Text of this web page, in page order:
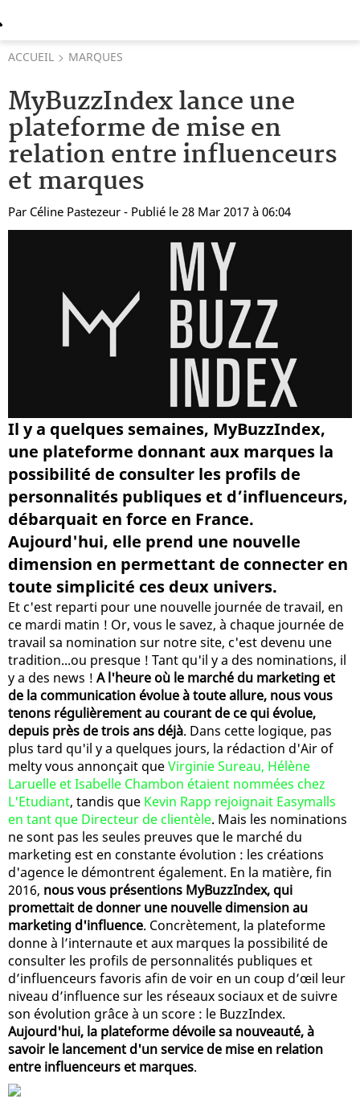
ACCUEIL MARQUES
MyBuzzIndex lance une
plateforme de mise en
relation entre influenceurs
et marques
Par Céline Pastezeur - Publié le 28 Mar 2017 à 06:04
Il y a quelques semaines, MyBuzzIndex,
une plateforme donnant aux marques la
possibilité de consulter les profils de
personnalités publiques et d’influenceurs,
débarquait en force en France.
Aujourd'hui, elle prend une nouvelle
dimension en permettant de connecter en
toute simplicité ces deux univers.
Et c'est reparti pour une nouvelle journée de travail, en
ce mardi matin ! Or, vous le savez, à chaque journée de
travail sa nomination sur notre site, c'est devenu une
tradition...ou presque ! Tant qu'il y a des nominations, il
y a des news ! A l'heure où le marché du marketing et
de la communication évolue à toute allure, nous vous
tenons régulièrement au courant de ce qui évolue,
depuis près de trois ans déjà. Dans cette logique, pas
plus tard qu'il y a quelques jours, la rédaction d'Air of
melty vous annonçait queVirginie Sureau, Hélène
Laruelle et Isabelle Chambon étaient nommées chez
L'Etudiant, tandis que Kevin Rapp rejoignait Easymalls
en tant que Directeur de clientèle. Mais les nominations
ne sont pas les seules preuves que le marché du
marketing est en constante évolution : les créations
d'agence le démontrent également. En la matière, fin
2016, nous vous présentions MyBuzzIndex, qui
promettait de donner une nouvelle dimension au
marketing d'influence. Concrètement, la plateforme
donne à l’internaute et aux marques la possibilité de
consulter les profils de personnalités publiques et
d’influenceurs favoris afin de voir en un coup d’œil leur
niveau d’influence sur les réseaux sociaux et de suivre
son évolution grâce à un score : le BuzzIndex.
Aujourd'hui, la plateforme dévoile sa nouveauté, à
savoir le lancement d'un service de mise en relation
entre influenceurs et marques.